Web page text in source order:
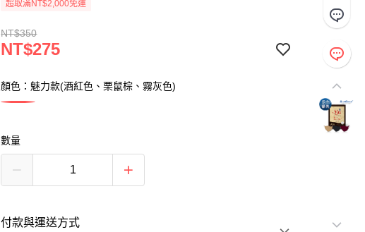
超取滿NT$2,000免運
NT$350
NT$275
顏色：魅力款(酒紅色、栗鼠棕、霧灰色)
數量
付款與運送方式